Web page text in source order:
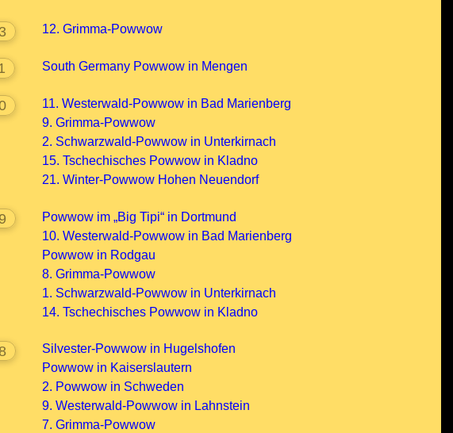
12. Grimma-Powwow
South Germany Powwow in Mengen
11. Westerwald-Powwow in Bad Marienberg
9. Grimma-Powwow
2. Schwarzwald-Powwow in Unterkirnach
15. Tschechisches Powwow in Kladno
21. Winter-Powwow Hohen Neuendorf
Powwow im „Big Tipi“ in Dortmund
10. Westerwald-Powwow in Bad Marienberg
Powwow in Rodgau
8. Grimma-Powwow
1. Schwarzwald-Powwow in Unterkirnach
14. Tschechisches Powwow in Kladno
Silvester-Powwow in Hugelshofen
Powwow in Kaiserslautern
2. Powwow in Schweden
9. Westerwald-Powwow in Lahnstein
7. Grimma-Powwow